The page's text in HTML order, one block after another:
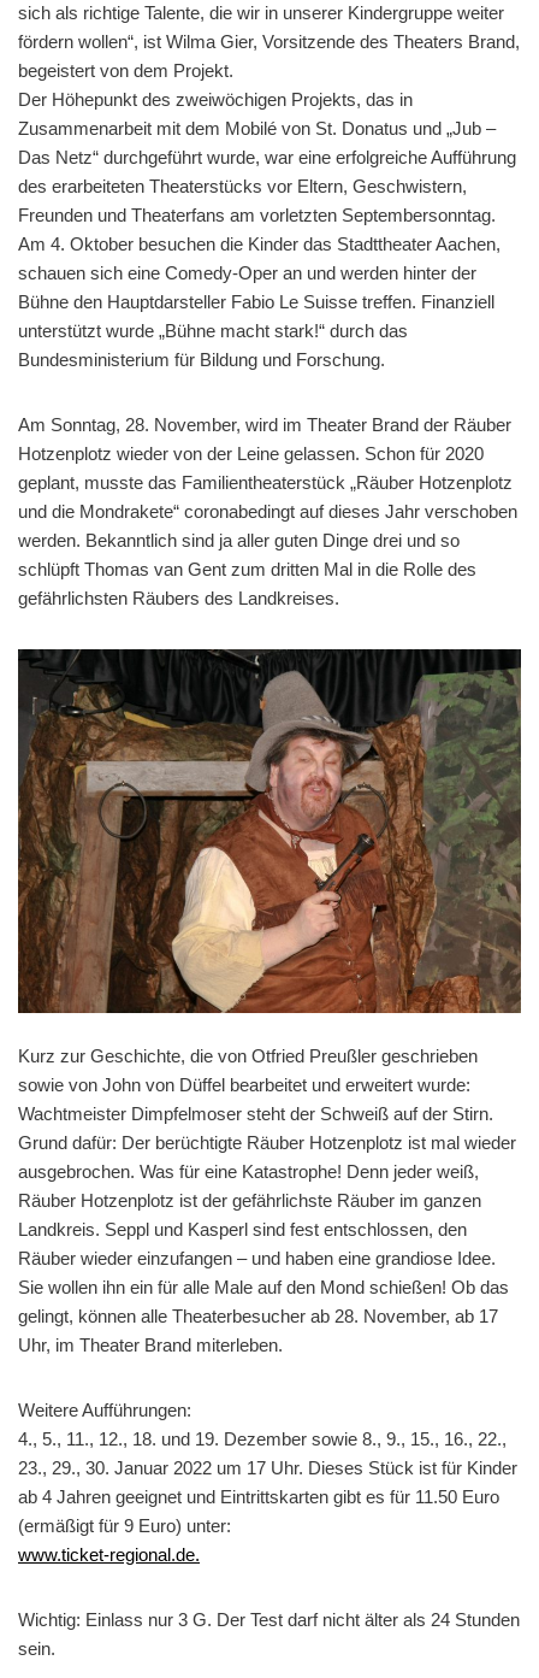
sich als richtige Talente, die wir in unserer Kindergruppe weiter
fördern wollen“, ist Wilma Gier, Vorsitzende des Theaters Brand,
begeistert von dem Projekt.
Der Höhepunkt des zweiwöchigen Projekts, das in
Zusammenarbeit mit dem Mobilé von St. Donatus und „Jub –
Das Netz“ durchgeführt wurde, war eine erfolgreiche Aufführung
des erarbeiteten Theaterstücks vor Eltern, Geschwistern,
Freunden und Theaterfans am vorletzten Septembersonntag.
Am 4. Oktober besuchen die Kinder das Stadttheater Aachen,
schauen sich eine Comedy-Oper an und werden hinter der
Bühne den Hauptdarsteller Fabio Le Suisse treffen. Finanziell
unterstützt wurde „Bühne macht stark!“ durch das
Bundesministerium für Bildung und Forschung.
Am Sonntag, 28. November, wird im Theater Brand der Räuber
Hotzenplotz wieder von der Leine gelassen. Schon für 2020
geplant, musste das Familientheaterstück „Räuber Hotzenplotz
und die Mondrakete“ coronabedingt auf dieses Jahr verschoben
werden. Bekanntlich sind ja aller guten Dinge drei und so
schlüpft Thomas van Gent zum dritten Mal in die Rolle des
gefährlichsten Räubers des Landkreises.
Kurz zur Geschichte, die von Otfried Preußler geschrieben
sowie von John von Düffel bearbeitet und erweitert wurde:
Wachtmeister Dimpfelmoser steht der Schweiß auf der Stirn.
Grund dafür: Der berüchtigte Räuber Hotzenplotz ist mal wieder
ausgebrochen. Was für eine Katastrophe! Denn jeder weiß,
Räuber Hotzenplotz ist der gefährlichste Räuber im ganzen
Landkreis. Seppl und Kasperl sind fest entschlossen, den
Räuber wieder einzufangen – und haben eine grandiose Idee.
Sie wollen ihn ein für alle Male auf den Mond schießen! Ob das
gelingt, können alle Theaterbesucher ab 28. November, ab 17
Uhr, im Theater Brand miterleben.
Weitere Aufführungen:
4., 5., 11., 12., 18. und 19. Dezember sowie 8., 9., 15., 16., 22.,
23., 29., 30. Januar 2022 um 17 Uhr. Dieses Stück ist für Kinder
ab 4 Jahren geeignet und Eintrittskarten gibt es für 11.50 Euro
(ermäßigt für 9 Euro) unter:
www.ticket-regional.de.
Wichtig: Einlass nur 3 G. Der Test darf nicht älter als 24 Stunden
sein.